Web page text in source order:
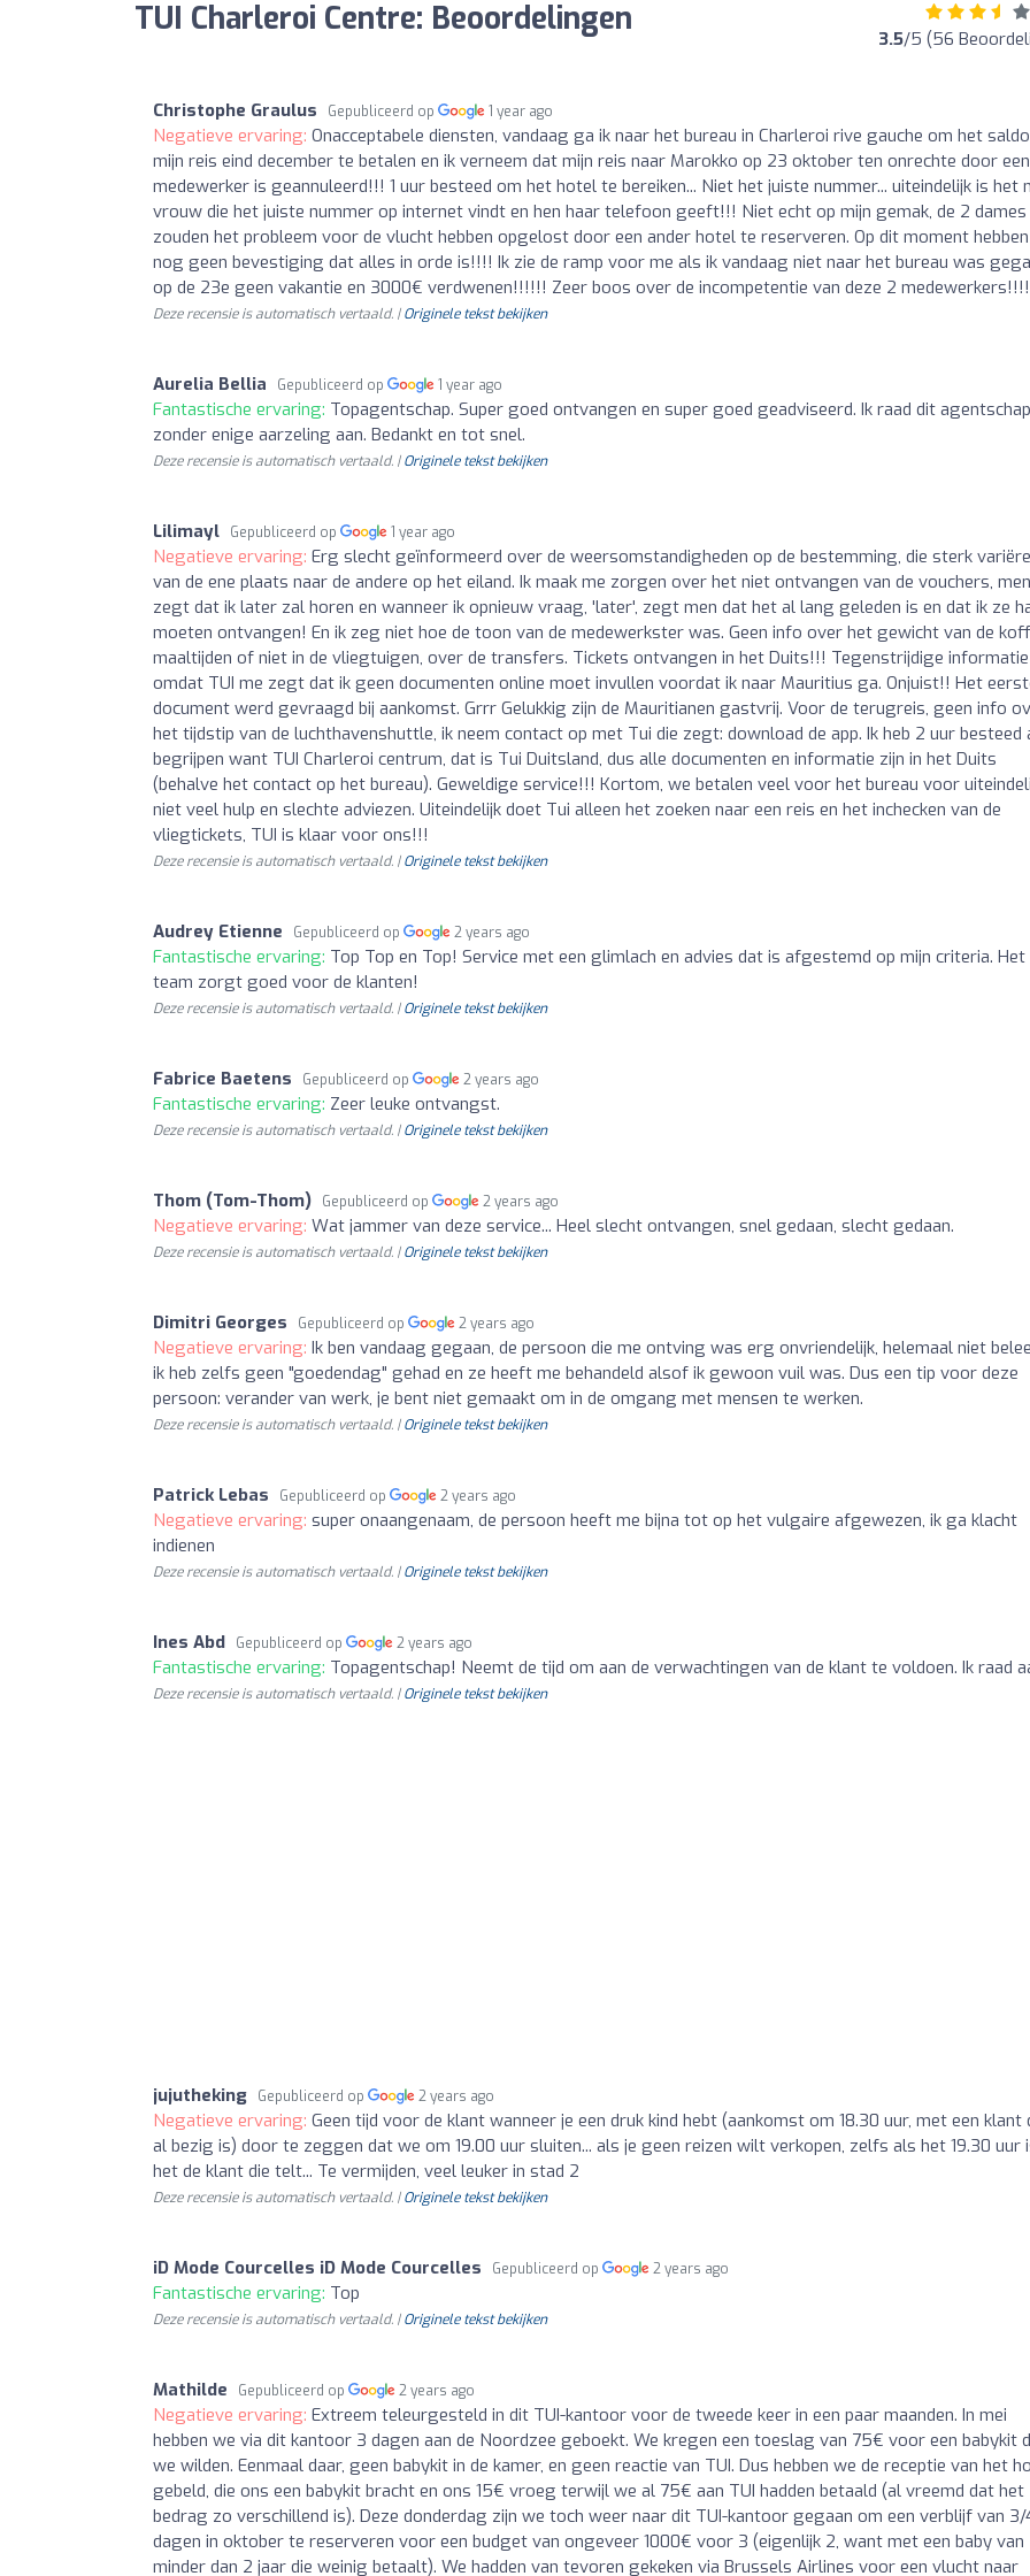
TUI Charleroi Centre: Beoordelingen 3.5/5 (56
Christophe Graulus Gepubliceerd op 1 year ago
Negatieve ervaring: Onacceptabele diensten, vandaag ga ik naar het bureau in Charleroi rive gauche om het
mijn reis eind december te betalen en ik verneem dat mijn reis naar Marokko op 23 oktober ten onrechte door een
medewerker is geannuleerd!!! 1 uur besteed om het hotel te bereiken... Niet het juiste nummer... uiteindelijk is het
vrouw die het juiste nummer op internet vindt en hen haar telefoon geeft!!! Niet echt op mijn gemak, de 2 dames
zouden het probleem voor de vlucht hebben opgelost door een ander hotel te reserveren. Op dit moment
nog geen bevestiging dat alles in orde is!!!! Ik zie de ramp voor me als ik vandaag niet naar het bureau was
op de 23e geen vakantie en 3000€ verdwenen!!!!!! Zeer boos over de incompetentie van deze 2
Deze recensie is automatisch vertaald. |Originele tekst bekijken
Aurelia Bellia Gepubliceerd op 1 year ago
Fantastische ervaring: Topagentschap. Super goed ontvangen en super goed geadviseerd. Ik raad dit agentschap
zonder enige aarzeling aan. Bedankt en tot snel.
Deze recensie is automatisch vertaald. |Originele tekst bekijken
Lilimayl Gepubliceerd op 1 year ago
Negatieve ervaring: Erg slecht geïnformeerd over de weersomstandigheden op de bestemming, die sterk
van de ene plaats naar de andere op het eiland. Ik maak me zorgen over het niet ontvangen van de vouchers, men
zegt dat ik later zal horen en wanneer ik opnieuw vraag, 'later', zegt men dat het al lang geleden is en dat ik ze
moeten ontvangen! En ik zeg niet hoe de toon van de medewerkster was. Geen info over het gewicht van de
maaltijden of niet in de vliegtuigen, over de transfers. Tickets ontvangen in het Duits!!! Tegenstrijdige informatie
omdat TUI me zegt dat ik geen documenten online moet invullen voordat ik naar Mauritius ga. Onjuist!! Het
document werd gevraagd bij aankomst. Grrr Gelukkig zijn de Mauritianen gastvrij. Voor de terugreis, geen info
het tijdstip van de luchthavenshuttle, ik neem contact op met Tui die zegt: download de app. Ik heb 2 uur besteed
begrijpen want TUI Charleroi centrum, dat is Tui Duitsland, dus alle documenten en informatie zijn in het Duits
(behalve het contact op het bureau). Geweldige service!!! Kortom, we betalen veel voor het bureau voor
niet veel hulp en slechte adviezen. Uiteindelijk doet Tui alleen het zoeken naar een reis en het inchecken van de
vliegtickets, TUI is klaar voor ons!!!
Deze recensie is automatisch vertaald. |Originele tekst bekijken
Audrey Etienne Gepubliceerd op 2 years ago
Fantastische ervaring: Top Top en Top! Service met een glimlach en advies dat is afgestemd op mijn criteria. Het
team zorgt goed voor de klanten!
Deze recensie is automatisch vertaald. |Originele tekst bekijken
Fabrice Baetens Gepubliceerd op 2 years ago
Fantastische ervaring: Zeer leuke ontvangst.
Deze recensie is automatisch vertaald. |Originele tekst bekijken
Thom (Tom-Thom) Gepubliceerd op 2 years ago
Negatieve ervaring: Wat jammer van deze service... Heel slecht ontvangen, snel gedaan, slecht gedaan.
Deze recensie is automatisch vertaald. |Originele tekst bekijken
Dimitri Georges Gepubliceerd op 2 years ago
Negatieve ervaring: Ik ben vandaag gegaan, de persoon die me ontving was erg onvriendelijk, helemaal niet
ik heb zelfs geen "goedendag" gehad en ze heeft me behandeld alsof ik gewoon vuil was. Dus een tip voor deze
persoon: verander van werk, je bent niet gemaakt om in de omgang met mensen te werken.
Deze recensie is automatisch vertaald. |Originele tekst bekijken
Patrick Lebas Gepubliceerd op 2 years ago
Negatieve ervaring: super onaangenaam, de persoon heeft me bijna tot op het vulgaire afgewezen, ik ga klacht
indienen
Deze recensie is automatisch vertaald. |Originele tekst bekijken
Ines Abd Gepubliceerd op 2 years ago
Fantastische ervaring: Topagentschap! Neemt de tijd om aan de verwachtingen van de klant te voldoen. Ik raad
Deze recensie is automatisch vertaald. |Originele tekst bekijken
jujutheking Gepubliceerd op 2 years ago
Negatieve ervaring: Geen tijd voor de klant wanneer je een druk kind hebt (aankomst om 18.30 uur, met een klant
al bezig is) door te zeggen dat we om 19.00 uur sluiten... als je geen reizen wilt verkopen, zelfs als het 19.30 uur
het de klant die telt... Te vermijden, veel leuker in stad 2
Deze recensie is automatisch vertaald. |Originele tekst bekijken
iD Mode Courcelles iD Mode Courcelles Gepubliceerd op 2 years ago
Fantastische ervaring: Top
Deze recensie is automatisch vertaald. |Originele tekst bekijken
Mathilde Gepubliceerd op 2 years ago
Negatieve ervaring: Extreem teleurgesteld in dit TUI-kantoor voor de tweede keer in een paar maanden. In mei
hebben we via dit kantoor 3 dagen aan de Noordzee geboekt. We kregen een toeslag van 75€ voor een babykit
we wilden. Eenmaal daar, geen babykit in de kamer, en geen reactie van TUI. Dus hebben we de receptie van het
gebeld, die ons een babykit bracht en ons 15€ vroeg terwijl we al 75€ aan TUI hadden betaald (al vreemd dat het
bedrag zo verschillend is). Deze donderdag zijn we toch weer naar dit TUI-kantoor gegaan om een verblijf van 3/
dagen in oktober te reserveren voor een budget van ongeveer 1000€ voor 3 (eigenlijk 2, want met een baby van
minder dan 2 jaar die weinig betaalt). We hadden van tevoren gekeken via Brussels Airlines voor een vlucht naar